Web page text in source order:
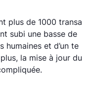
plus de 1000 transa
subi une basse de
humaines et d’un te
la mise à jour du